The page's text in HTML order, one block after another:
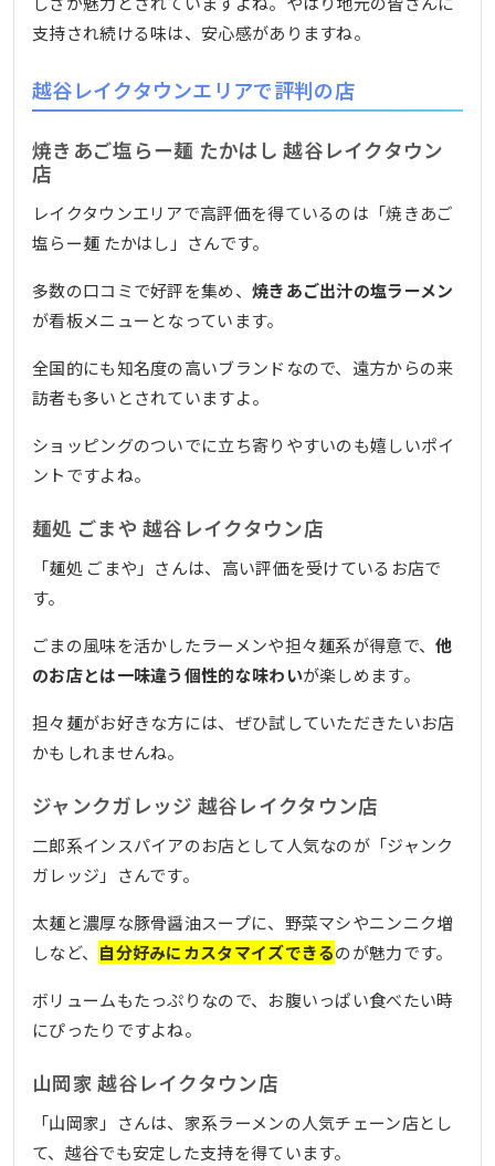
支持され続ける味は、安心感がありますね。
越谷レイクタウンエリアで評判の店
焼きあご塩らー麺 たかはし 越谷レイクタウン
店
レイクタウンエリアで高評価を得ているのは「焼きあご
塩らー麺 たかはし」さんです。
多数の口コミで好評を集め、 焼きあご出汁の塩ラーメン
が看板メニューとなっています。
全国的にも知名度の高いブランドなので、遠方からの来
訪者も多いとされていますよ。
ショッピングのついでに立ち寄りやすいのも嬉しいポイ
ントですよね。
麺処 ごまや 越谷レイクタウン店
「麺処 ごまや」さんは、高い評価を受けているお店で
す。
ごまの風味を活かしたラーメンや担々麺系が得意で、他
のお店とは一味違う個性的な味わいが楽しめます。
担々麺がお好きな方には、ぜひ試していただきたいお店
かもしれませんね。
ジャンクガレッジ 越谷レイクタウン店
二郎系インスパイアのお店として人気なのが「ジャンク
ガレッジ」さんです。
太麺と濃厚な豚骨醤油スープに、野菜マシやニンニク増
しなど、 自分好みにカスタマイズできるのが魅力です。
ボリュームもたっぷりなので、お腹いっぱい食べたい時
にぴったりですよね。
山岡家 越谷レイクタウン店
「山岡家」さんは、家系ラーメンの人気チェーン店とし
て、越谷でも安定した支持を得ています。